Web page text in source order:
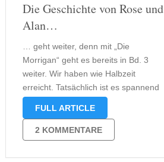
Die Geschichte von Rose und
Alan…
… geht weiter, denn mit „Die
Morrigan“ geht es bereits in Bd. 3
weiter. Wir haben wie Halbzeit
erreicht. Tatsächlich ist es spannend
wie nie. Rose und Alan sind immer
kein Vor und kein Zurück, aber
immerhin plant Alan …
FULL ARTICLE
2 KOMMENTARE